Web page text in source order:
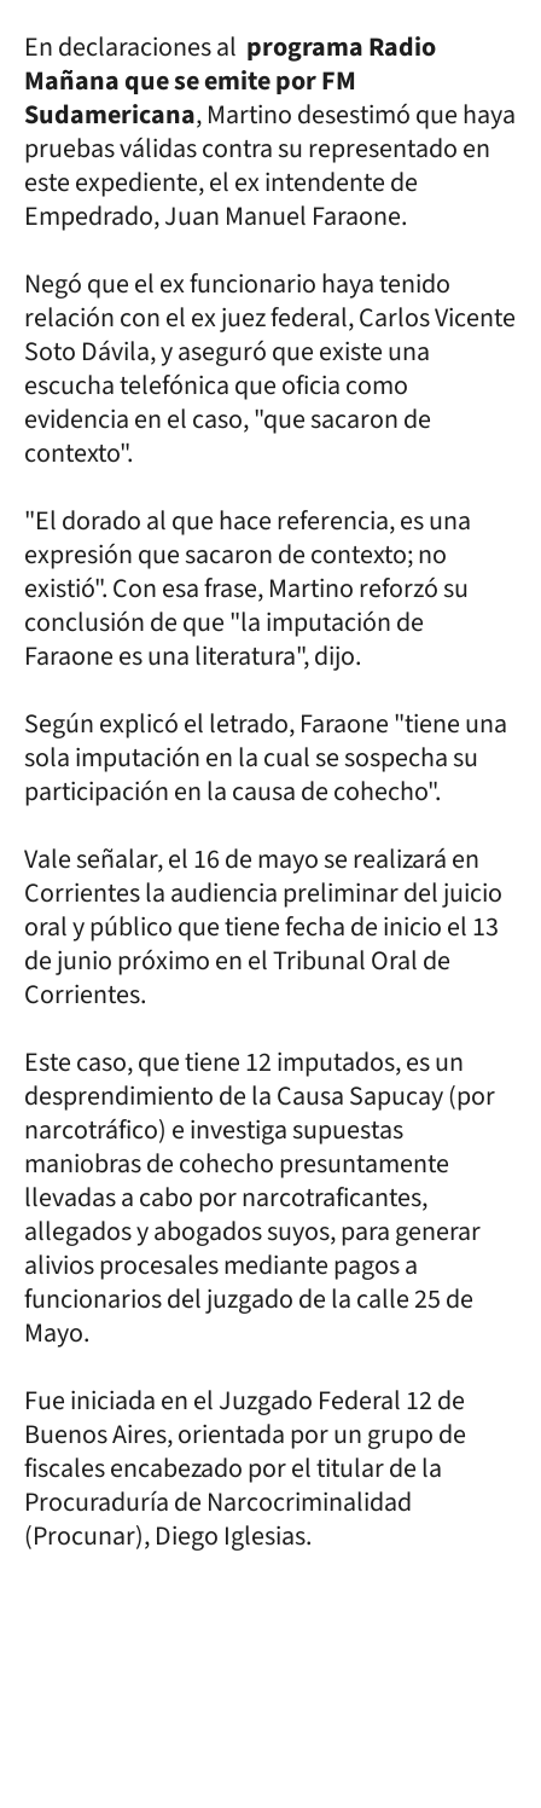
En declaraciones al programa Radio
Mañana que se emite por FM
Sudamericana, Martino desestimó que haya
pruebas válidas contra su representado en
este expediente, el ex intendente de
Empedrado, Juan Manuel Faraone.
Negó que el ex funcionario haya tenido
relación con el ex juez federal, Carlos Vicente
Soto Dávila, y aseguró que existe una
escucha telefónica que oficia como
evidencia en el caso, "que sacaron de
contexto".
"El dorado al que hace referencia, es una
expresión que sacaron de contexto; no
existió". Con esa frase, Martino reforzó su
conclusión de que "la imputación de
Faraone es una literatura", dijo.
Según explicó el letrado, Faraone "tiene una
sola imputación en la cual se sospecha su
participación en la causa de cohecho".
Vale señalar, el 16 de mayo se realizará en
Corrientes la audiencia preliminar del juicio
oral y público que tiene fecha de inicio el 13
de junio próximo en el Tribunal Oral de
Corrientes.
Este caso, que tiene 12 imputados, es un
desprendimiento de la Causa Sapucay (por
narcotráfico) e investiga supuestas
maniobras de cohecho presuntamente
llevadas a cabo por narcotraficantes,
allegados y abogados suyos, para generar
alivios procesales mediante pagos a
funcionarios del juzgado de la calle 25 de
Mayo.
Fue iniciada en el Juzgado Federal 12 de
Buenos Aires, orientada por un grupo de
fiscales encabezado por el titular de la
Procuraduría de Narcocriminalidad
(Procunar), Diego Iglesias.